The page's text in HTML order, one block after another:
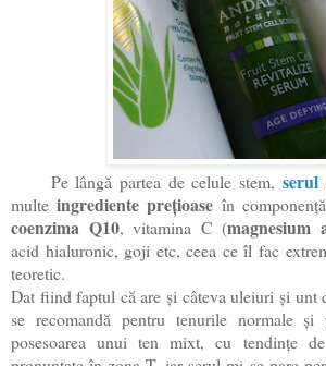
Pe lângă partea de celule stem, serul
multeingrediente prețioase în
coenzima Q10, vitamina C (magnesium
acid hialuronic, goji etc, ceea ce îl fac
teoretic.
Dat fiind faptul că are și câteva uleiuri și unt
se recomandă pentru tenurile normale și
posesoarea unui ten mixt, cu tendințe